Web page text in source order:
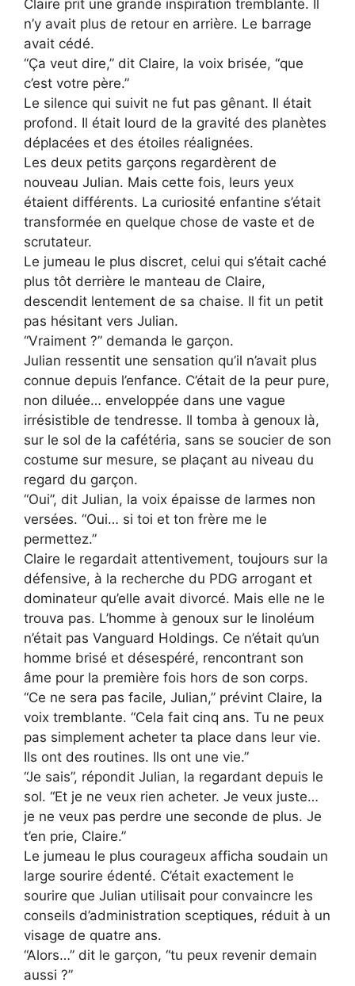
Claire prit une grande inspiration tremblante. Il
n’y avait plus de retour en arrière. Le barrage
avait cédé.
“Ça veut dire,” dit Claire, la voix brisée, “que
c’est votre père.”
Le silence qui suivit ne fut pas gênant. Il était
profond. Il était lourd de la gravité des planètes
déplacées et des étoiles réalignées.
Les deux petits garçons regardèrent de
nouveau Julian. Mais cette fois, leurs yeux
étaient différents. La curiosité enfantine s’était
transformée en quelque chose de vaste et de
scrutateur.
Le jumeau le plus discret, celui qui s’était caché
plus tôt derrière le manteau de Claire,
descendit lentement de sa chaise. Il fit un petit
pas hésitant vers Julian.
“Vraiment ?” demanda le garçon.
Julian ressentit une sensation qu’il n’avait plus
connue depuis l’enfance. C’était de la peur pure,
non diluée… enveloppée dans une vague
irrésistible de tendresse. Il tomba à genoux là,
sur le sol de la cafétéria, sans se soucier de son
costume sur mesure, se plaçant au niveau du
regard du garçon.
“Oui”, dit Julian, la voix épaisse de larmes non
versées. “Oui… si toi et ton frère me le
permettez.”
Claire le regardait attentivement, toujours sur la
défensive, à la recherche du PDG arrogant et
dominateur qu’elle avait divorcé. Mais elle ne le
trouva pas. L’homme à genoux sur le linoléum
n’était pas Vanguard Holdings. Ce n’était qu’un
homme brisé et désespéré, rencontrant son
âme pour la première fois hors de son corps.
“Ce ne sera pas facile, Julian,” prévint Claire, la
voix tremblante. “Cela fait cinq ans. Tu ne peux
pas simplement acheter ta place dans leur vie.
Ils ont des routines. Ils ont une vie.”
“Je sais”, répondit Julian, la regardant depuis le
sol. “Et je ne veux rien acheter. Je veux juste…
je ne veux pas perdre une seconde de plus. Je
t’en prie, Claire.”
Le jumeau le plus courageux afficha soudain un
large sourire édenté. C’était exactement le
sourire que Julian utilisait pour convaincre les
conseils d’administration sceptiques, réduit à un
visage de quatre ans.
“Alors…” dit le garçon, “tu peux revenir demain
aussi ?”